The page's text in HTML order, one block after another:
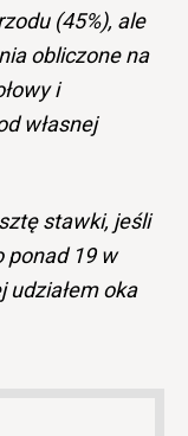
(45%), ale
obliczone na
i
własnej
stawki, jeśli
ponad 19 w
udziałem oka